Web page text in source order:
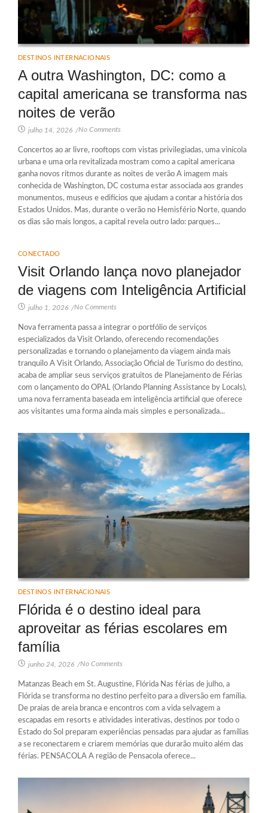
DESTINOS INTERNACIONAIS
A outra Washington, DC: como a
capital americana se transforma nas
noites de verão
julho 14, 2026 /No Comments
Concertos ao ar livre, rooftops com vistas privilegiadas, uma vinícola
urbana e uma orla revitalizada mostram como a capital americana
ganha novos ritmos durante as noites de verão A imagem mais
conhecida de Washington, DC costuma estar associada aos grandes
monumentos, museus e edifícios que ajudam a contar a história dos
Estados Unidos. Mas, durante o verão no Hemisfério Norte, quando
os dias são mais longos, a capital revela outro lado: parques...
CONECTADO
Visit Orlando lança novo planejador
de viagens com Inteligência Artificial
julho 1, 2026 /No Comments
Nova ferramenta passa a integrar o portfólio de serviços
especializados da Visit Orlando, oferecendo recomendações
personalizadas e tornando o planejamento da viagem ainda mais
tranquilo A Visit Orlando, Associação Oficial de Turismo do destino,
acaba de ampliar seus serviços gratuitos de Planejamento de Férias
com o lançamento do OPAL (Orlando Planning Assistance by Locals),
uma nova ferramenta baseada em inteligência artificial que oferece
aos visitantes uma forma ainda mais simples e personalizada...
DESTINOS INTERNACIONAIS
Flórida é o destino ideal para
aproveitar as férias escolares em
família
junho 24, 2026 /No Comments
Matanzas Beach em St. Augustine, Flórida Nas férias de julho, a
Flórida se transforma no destino perfeito para a diversão em família.
De praias de areia branca e encontros com a vida selvagem a
escapadas em resorts e atividades interativas, destinos por todo o
Estado do Sol preparam experiências pensadas para ajudar as famílias
a se reconectarem e criarem memórias que durarão muito além das
férias. PENSACOLA A região de Pensacola oferece...